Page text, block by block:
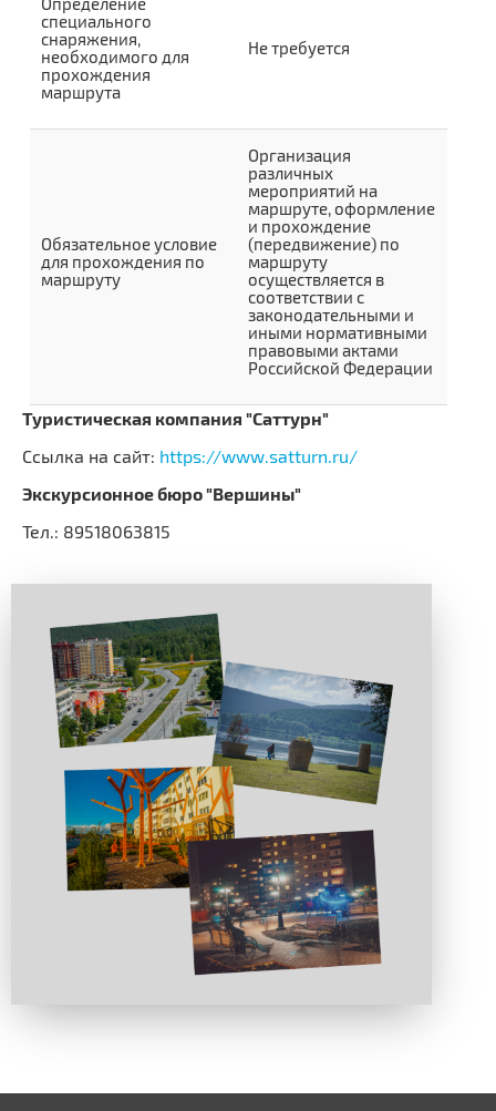
специального
снаряжения,
необходимого для
прохождения
маршрута
Не требуется
Обязательное условие
для прохождения по
маршруту
Организация
различных
мероприятий на
маршруте, оформление
и прохождение
(передвижение) по
маршруту
осуществляется в
соответствии с
законодательными и
иными нормативными
правовыми актами
Российской Федерации
Туристическая компания "Саттурн"
Ссылка на сайт: https://www.satturn.ru/
Экскурсионное бюро "Вершины"
Тел.: 89518063815